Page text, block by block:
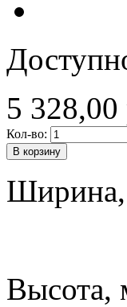
5 328,00
Кол-во:
В корзину
Высота,